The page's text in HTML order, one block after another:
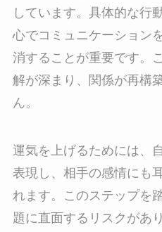
しています。具体的な行
心でコミュニケーション
消することが重要です。
解が深まり、関係が再構
ん。
運気を上げるためには、
表現し、相手の感情にも
れます。このステップを
題に直面するリスクがあ